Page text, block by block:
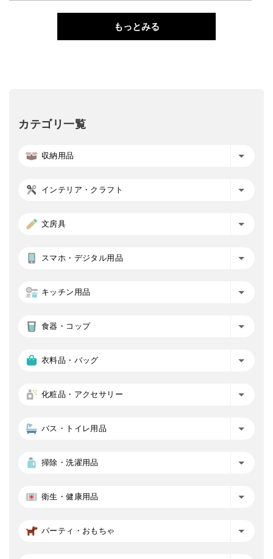
もっとみる
カテゴリ一覧
収納用品
インテリア・クラフト
文房具
スマホ・デジタル用品
キッチン用品
食器・コップ
衣料品・バッグ
化粧品・アクセサリー
バス・トイレ用品
掃除・洗濯用品
衛生・健康用品
パーティ・おもちゃ